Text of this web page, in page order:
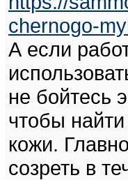
chernogo-
А если
не бойтесь
чтобы
кожи.
созреть в